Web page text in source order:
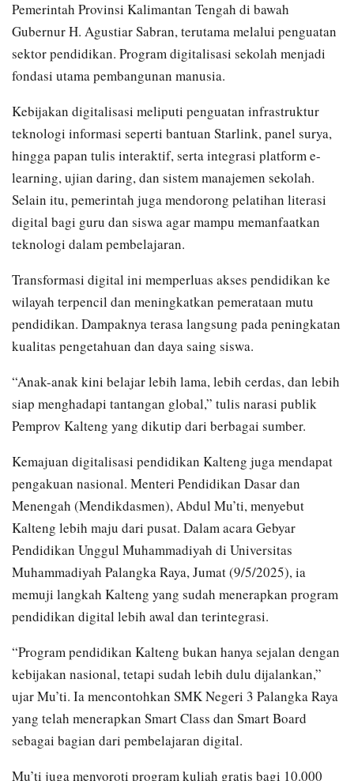
Pemerintah Provinsi Kalimantan Tengah di bawah
Gubernur H. Agustiar Sabran, terutama melalui penguatan
sektor pendidikan. Program digitalisasi sekolah menjadi
fondasi utama pembangunan manusia.
Kebijakan digitalisasi meliputi penguatan infrastruktur
teknologi informasi seperti bantuan Starlink, panel surya,
hingga papan tulis interaktif, serta integrasi platform e-
learning, ujian daring, dan sistem manajemen sekolah.
Selain itu, pemerintah juga mendorong pelatihan literasi
digital bagi guru dan siswa agar mampu memanfaatkan
teknologi dalam pembelajaran.
Transformasi digital ini memperluas akses pendidikan ke
wilayah terpencil dan meningkatkan pemerataan mutu
pendidikan. Dampaknya terasa langsung pada peningkatan
kualitas pengetahuan dan daya saing siswa.
“Anak-anak kini belajar lebih lama, lebih cerdas, dan lebih
siap menghadapi tantangan global,” tulis narasi publik
Pemprov Kalteng yang dikutip dari berbagai sumber.
Kemajuan digitalisasi pendidikan Kalteng juga mendapat
pengakuan nasional. Menteri Pendidikan Dasar dan
Menengah (Mendikdasmen), Abdul Mu’ti, menyebut
Kalteng lebih maju dari pusat. Dalam acara Gebyar
Pendidikan Unggul Muhammadiyah di Universitas
Muhammadiyah Palangka Raya, Jumat (9/5/2025), ia
memuji langkah Kalteng yang sudah menerapkan program
pendidikan digital lebih awal dan terintegrasi.
“Program pendidikan Kalteng bukan hanya sejalan dengan
kebijakan nasional, tetapi sudah lebih dulu dijalankan,”
ujar Mu’ti. Ia mencontohkan SMK Negeri 3 Palangka Raya
yang telah menerapkan Smart Class dan Smart Board
sebagai bagian dari pembelajaran digital.
Mu’ti juga menyoroti program kuliah gratis bagi 10.000